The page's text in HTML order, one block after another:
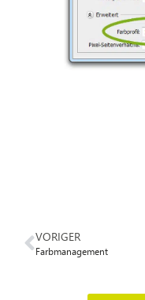
VORIGER
Farbmanagement